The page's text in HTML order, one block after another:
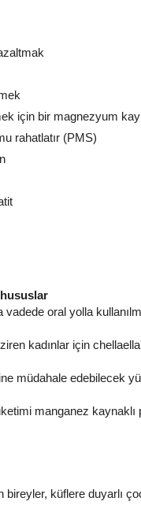
için bir magnezyum
rahatlatır (PMS)
oral yolla
kadınlar için
müdahale edebilecek
manganez
bireyler, küflere duyarlı
i cari
tarifi
2017
ailesi
niyaz
diğ...